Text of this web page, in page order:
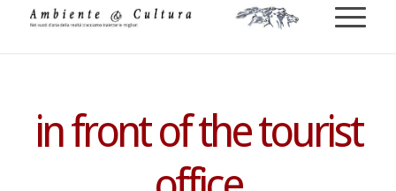
in front of the tourist